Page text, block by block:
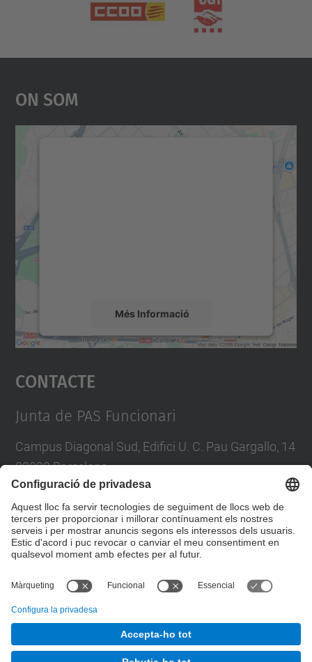
On Som
Més Informació
Accepta
powered by
Contacte
Junta de PAS Funcionari
Campus Diagonal Sud, Edifici U. C. Pau Gargallo, 14
08028 Barcelona
E-mail :junta.pasf@upc.edu
Formulari de contacte
Junta PAS Funcionari